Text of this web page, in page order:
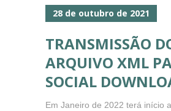
28 de outubro de 2021
TRANSMISSÃO
ARQUIVO XML
SOCIAL
Em Janeiro de 2022 terá início a